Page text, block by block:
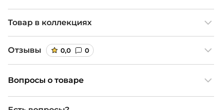
Товар в коллекциях
Отзывы 0,0 0
Вопросы о товаре